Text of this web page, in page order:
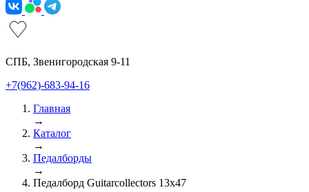
СПБ, Звенигородская 9-11
+7(962)-683-94-16
Главная
→
Каталог
→
Педалборды
→
Педалборд Guitarcollectors 13х47